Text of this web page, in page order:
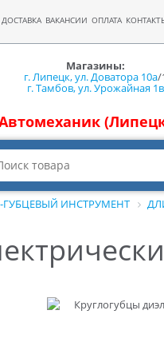
ДОСТАВКА ВАКАНСИИ ОПЛАТА
Магазины:
г. Липецк, ул. Доватора 10а/
г. Тамбов, ул. Урожайная 1в
ИНСТРУМЕНТ